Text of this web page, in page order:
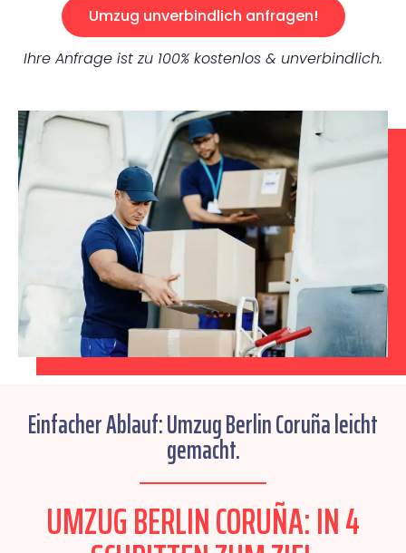
Umzug unverbindlich anfragen!
Ihre Anfrage ist zu 100% kostenlos & unverbindlich.
Einfacher Ablauf: Umzug Berlin Coruña leicht
gemacht.
UMZUG BERLIN CORUÑA: IN 4